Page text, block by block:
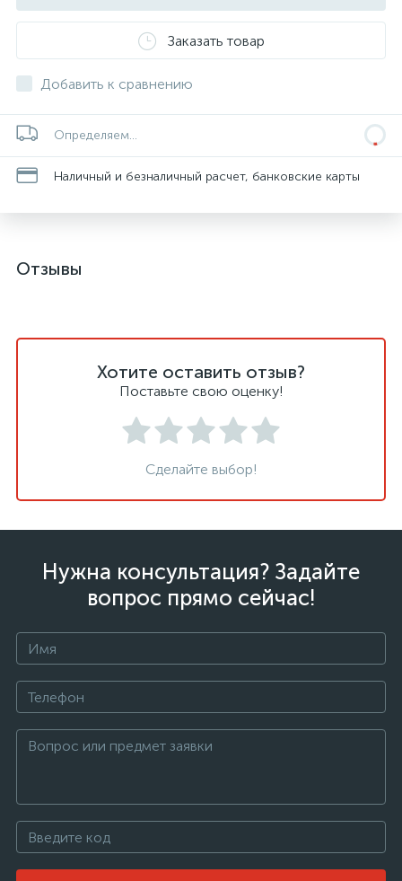
Заказать товар
Добавить к сравнению
Определяем...
Наличный и безналичный расчет, банковские карты
Отзывы
Хотите оставить отзыв?
Поставьте свою оценку!
Сделайте выбор!
Нужна консультация? Задайте
вопрос прямо сейчас!